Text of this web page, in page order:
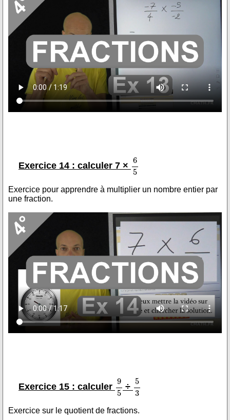
Exercice 14 : calculer 7 ×
Exercice pour apprendre à multiplier un nombre entier par
une fraction.
Exercice 15 : calculer ÷
Exercice sur le quotient de fractions.